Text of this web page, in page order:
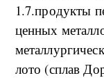
1.7.­про­дук­ты
цен­ных
ло­то (с­плав